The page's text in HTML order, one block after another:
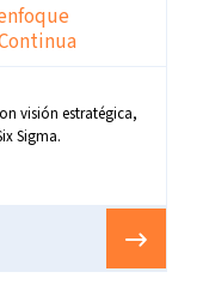
visión estratégica,
Sigma.